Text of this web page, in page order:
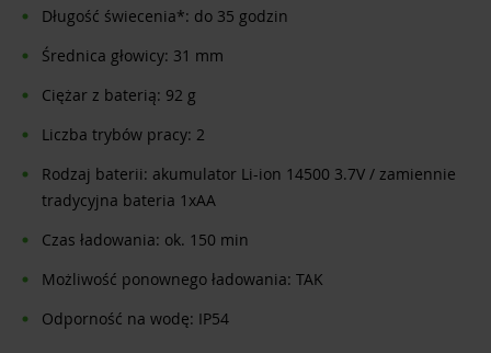
Długość świecenia*: do 35 godzin
Średnica głowicy: 31 mm
Ciężar z baterią: 92 g
Liczba trybów pracy: 2
Rodzaj baterii: akumulator Li-ion 14500 3.7V / zamiennie
tradycyjna bateria 1xAA
Czas ładowania: ok. 150 min
Możliwość ponownego ładowania: TAK
Odporność na wodę: IP54